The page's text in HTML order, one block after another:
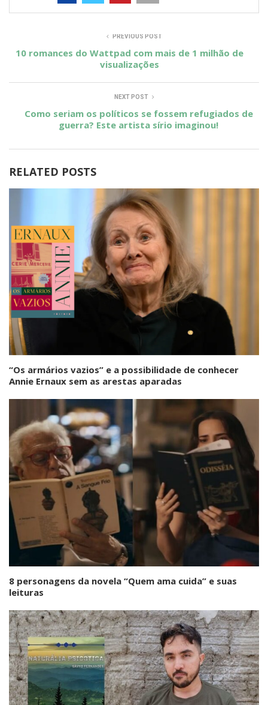
PREVIOUS POST
10 romances do Wattpad com mais de 1 milhão de
visualizações
NEXT POST
Como seriam os políticos se fossem refugiados de
guerra? Este artista sírio imaginou!
RELATED POSTS
“Os armários vazios” e a possibilidade de conhecer
Annie Ernaux sem as arestas aparadas
8 personagens da novela “Quem ama cuida” e suas
leituras